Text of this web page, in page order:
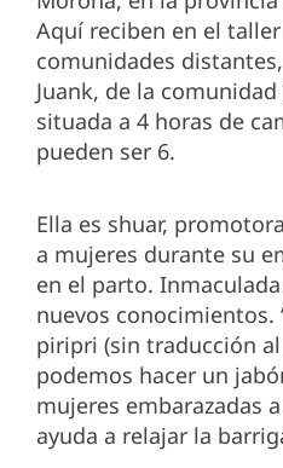
Aquí reciben en el
comunidades
Juank, de la
situada a 4 horas de
pueden ser 6.
Ella es shuar,
a mujeres durante su
en el parto.
nuevos conocimientos.
piripri (sin traducción
podemos hacer un
mujeres embarazadas
ayuda a relajar la